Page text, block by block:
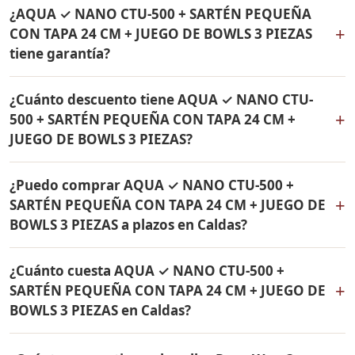
de 24 cm Rena Ware. Todos los productos son
originales Rena Ware con garantía de por vida.
SARTÉN PEQUEÑA CON TAPA 24 CM + JUEGO DE BOWLS
3 PIEZAS a Caldas, Boyacá y a todo Colombia. El pago es
contra entrega.
¿AQUA ✓ NANO CTU-500 + SARTÉN PEQUEÑA
CON TAPA 24 CM + JUEGO DE BOWLS 3 PIEZAS
tiene garantía?
+
CTU-500 + SARTÉN PEQUEÑA CON TAPA 24 CM + JUEGO
DE BOWLS 3 PIEZAS tienen garantía de por vida contra
defectos de fabricación. Son productos originales Rena
Ware fabricados en acero inoxidable quirúrgico 18/10.
¿Cuánto descuento tiene AQUA ✓ NANO CTU-
500 + SARTÉN PEQUEÑA CON TAPA 24 CM +
JUEGO DE BOWLS 3 PIEZAS?
+
24 CM + JUEGO DE BOWLS 3 PIEZAS tiene un 38% de
descuento. Contáctame por WhatsApp para conocer el
precio actual. Aplica para Caldas y todo Colombia.
¿Puedo comprar AQUA ✓ NANO CTU-500 +
SARTÉN PEQUEÑA CON TAPA 24 CM + JUEGO DE
BOWLS 3 PIEZAS a plazos en Caldas?
+
PEQUEÑA CON TAPA 24 CM + JUEGO DE BOWLS 3
PIEZAS con solo el 10% de inicial y pagar en cuotas
mensuales de 12, 18 o 24 meses. Aplica para Caldas y
todo Colombia.
¿Cuánto cuesta AQUA ✓ NANO CTU-500 +
SARTÉN PEQUEÑA CON TAPA 24 CM + JUEGO DE
BOWLS 3 PIEZAS en Caldas?
+